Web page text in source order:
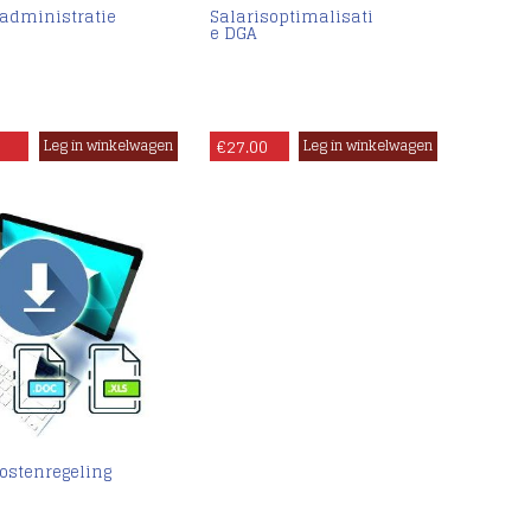
Salarisoptimalisati
e DGA
€27.00